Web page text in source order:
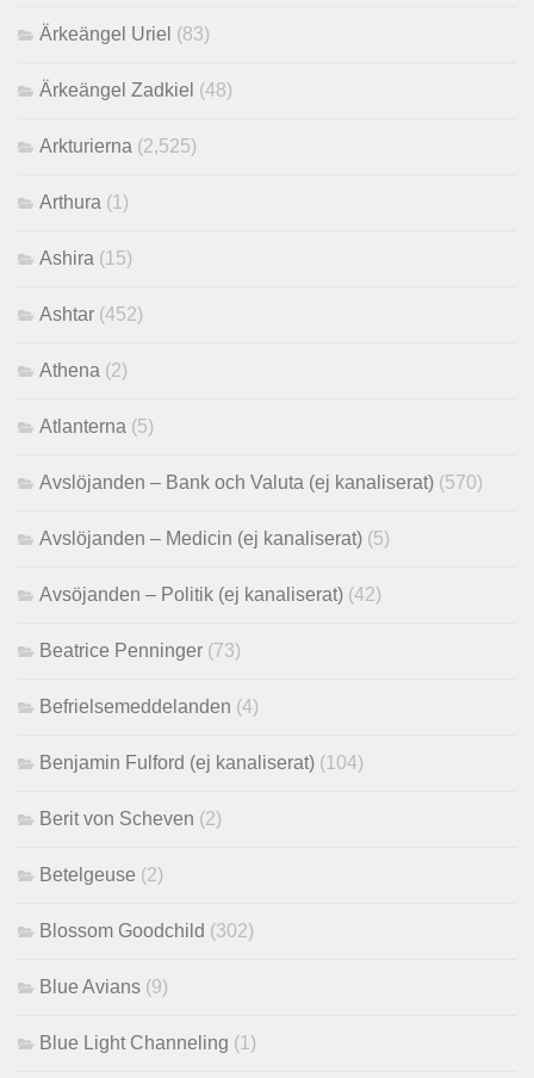
Ärkeängel Uriel (83)
Ärkeängel Zadkiel (48)
Arkturierna (2,525)
Arthura (1)
Ashira (15)
Ashtar (452)
Athena (2)
Atlanterna (5)
Avslöjanden – Bank och Valuta (ej kanaliserat) (570)
Avslöjanden – Medicin (ej kanaliserat) (5)
Avsöjanden – Politik (ej kanaliserat) (42)
Beatrice Penninger (73)
Befrielsemeddelanden (4)
Benjamin Fulford (ej kanaliserat) (104)
Berit von Scheven (2)
Betelgeuse (2)
Blossom Goodchild (302)
Blue Avians (9)
Blue Light Channeling (1)